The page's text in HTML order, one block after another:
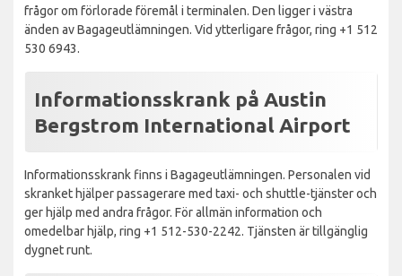
frågor om förlorade föremål i terminalen. Den ligger i västra
änden av Bagageutlämningen. Vid ytterligare frågor, ring +1 512
530 6943.
Informationsskrank på Austin
Bergstrom International Airport
Informationsskrank finns i Bagageutlämningen. Personalen vid
skranket hjälper passagerare med taxi- och shuttle-tjänster och
ger hjälp med andra frågor. För allmän information och
omedelbar hjälp, ring +1 512-530-2242. Tjänsten är tillgänglig
dygnet runt.